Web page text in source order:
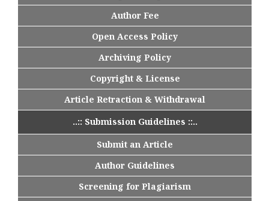
Author Fee
Open Access Policy
Archiving Policy
Copyright & License
Article Retraction & Withdrawal
..:: Submission Guidelines ::..
Submit an Article
Author Guidelines
Screening for Plagiarism